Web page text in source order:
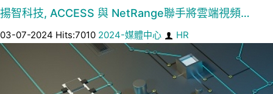
揚智科技, ACCESS 與 NetRange聯手將雲端視頻…
03-07-2024 Hits:7010 2024-媒體中心 HR